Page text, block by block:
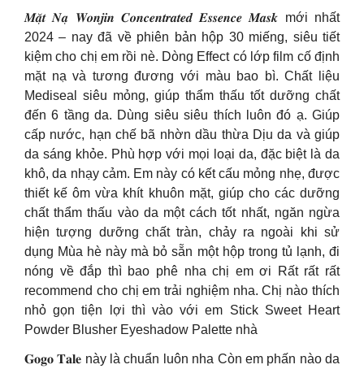
𝑴𝒂̣̆𝒕 𝑵𝒂̣ 𝑾𝒐𝒏𝒋𝒊𝒏 𝑪𝒐𝒏𝒄𝒆𝒏𝒕𝒓𝒂𝒕𝒆𝒅 𝑬𝒔𝒔𝒆𝒏𝒄𝒆 𝑴𝒂𝒔𝒌 mới nhất
2024 – nay đã về phiên bản hộp 30 miếng, siêu tiết
kiệm cho chị em rồi nè. Dòng Effect có lớp film cố định
mặt nạ và tương đương với màu bao bì. Chất liệu
Mediseal siêu mỏng, giúp thẩm thấu tốt dưỡng chất
đến 6 tầng da. Dùng siêu siêu thích luôn đó ạ. Giúp
cấp nước, hạn chế bã nhờn dầu thừa Dịu da và giúp
da sáng khỏe. Phù hợp với mọi loại da, đặc biệt là da
khô, da nhạy cảm. Em này có kết cấu mỏng nhẹ, được
thiết kế ôm vừa khít khuôn mặt, giúp cho các dưỡng
chất thẩm thấu vào da một cách tốt nhất, ngăn ngừa
hiện tượng dưỡng chất tràn, chảy ra ngoài khi sử
dụng Mùa hè này mà bỏ sẵn một hộp trong tủ lạnh, đi
nóng về đắp thì bao phê nha chị em ơi Rất rất rất
recommend cho chị em trải nghiệm nha. Chị nào thích
nhỏ gọn tiện lợi thì vào với em Stick Sweet Heart
Powder Blusher Eyeshadow Palette nhà
𝐆𝐨𝐠𝐨 𝐓𝐚𝐥𝐞 này là chuẩn luôn nha Còn em phấn nào da